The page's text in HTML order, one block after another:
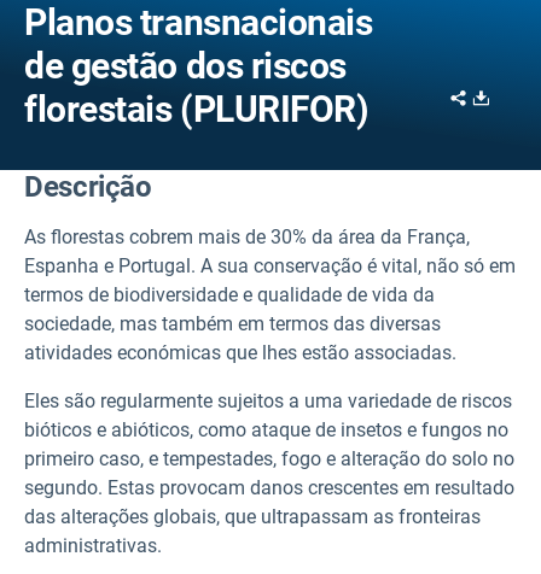
Planos transnacionais
de gestão dos riscos
florestais (PLURIFOR)
Share
Descrição
As florestas cobrem mais de 30% da área da França,
Espanha e Portugal. A sua conservação é vital, não só em
termos de biodiversidade e qualidade de vida da
sociedade, mas também em termos das diversas
atividades económicas que lhes estão associadas.
Eles são regularmente sujeitos a uma variedade de riscos
bióticos e abióticos, como ataque de insetos e fungos no
primeiro caso, e tempestades, fogo e alteração do solo no
segundo. Estas provocam danos crescentes em resultado
das alterações globais, que ultrapassam as fronteiras
administrativas.